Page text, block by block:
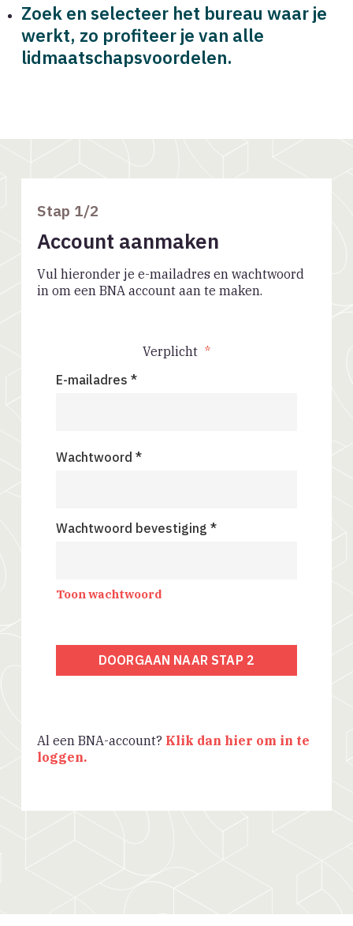
Zoek en selecteer het bureau waar je
werkt, zo profiteer je van alle
lidmaatschapsvoordelen.
Stap 1/2
Account aanmaken
Vul hieronder je e-mailadres en wachtwoord
in om een BNA account aan te maken.
Verplicht *
E-mailadres *
Wachtwoord *
Wachtwoord bevestiging *
Toon wachtwoord
DOORGAAN NAAR STAP 2
Al een BNA-account? Klik dan hier om in te
loggen.